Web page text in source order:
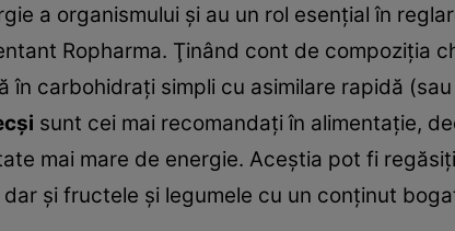
a organismului şi au un rol esenţial în
Ropharma. Ţinând cont de compoziţia
în carbohidraţi simpli cu asimilare rapidă
sunt cei mai recomandaţi în alimentaţie,
mai mare de energie. Aceştia pot fi
dar şi fructele şi legumele cu un conţinut